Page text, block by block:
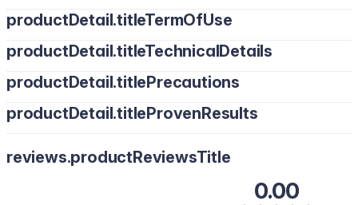
productDetail.titleTermOfUse
productDetail.titleTechnicalDetails
productDetail.titlePrecautions
productDetail.titleProvenResults
reviews.productReviewsTitle
0.00